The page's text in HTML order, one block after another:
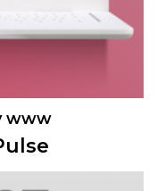
www